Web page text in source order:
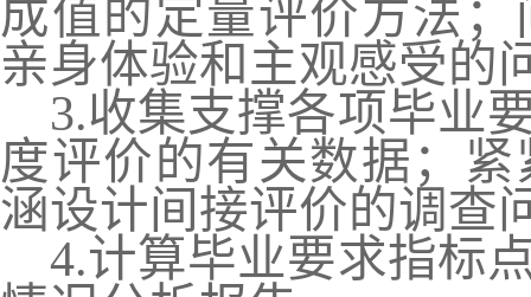
成值的定量评价方法
亲身体验和主观感受的
3.收集支撑各项毕业
度评价的有关数据；
涵设计间接评价的调查
4.计算毕业要求指标